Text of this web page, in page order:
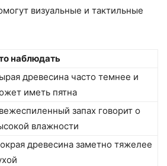
визуальные и тактильные
наблюдать
древесина часто темнее и
иметь пятна
запах говорит о
влажности
древесина заметно тяжелее